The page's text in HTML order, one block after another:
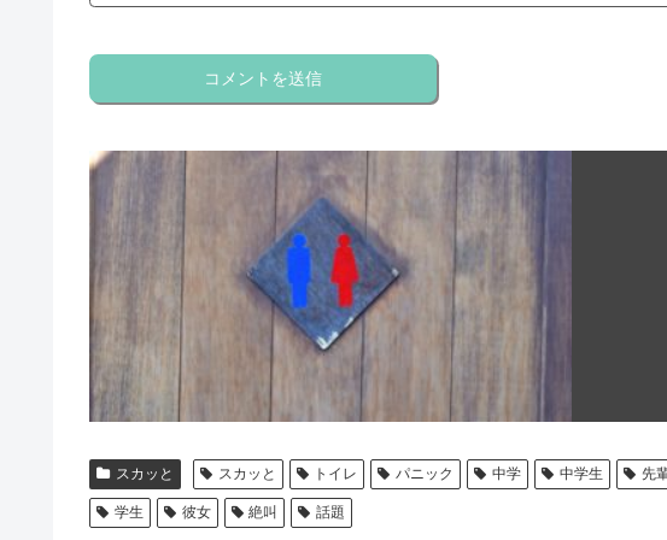
スカッと スカッと トイレ パニック 中学 中学生 先
学生 彼女 絶叫 話題